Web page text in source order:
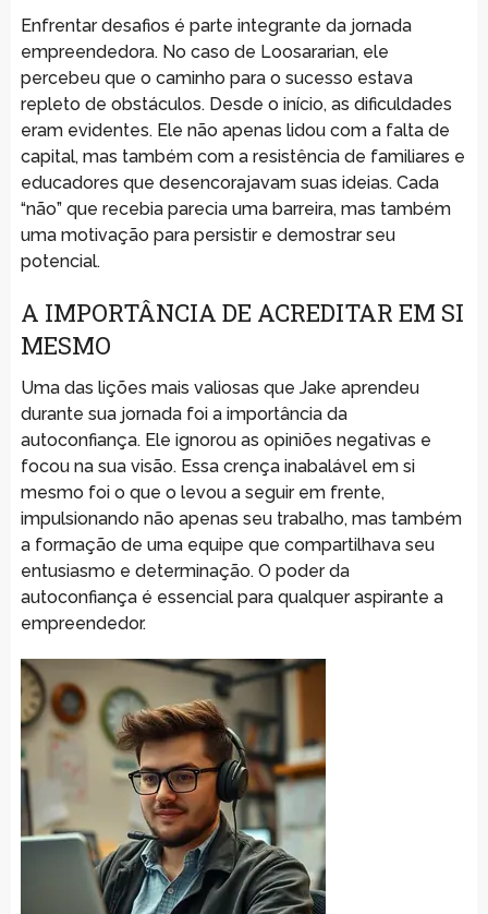
Enfrentar desafios é parte integrante da jornada
empreendedora. No caso de Loosararian, ele
percebeu que o caminho para o sucesso estava
repleto de obstáculos. Desde o início, as dificuldades
eram evidentes. Ele não apenas lidou com a falta de
capital, mas também com a resistência de familiares e
educadores que desencorajavam suas ideias. Cada
“não” que recebia parecia uma barreira, mas também
uma motivação para persistir e demostrar seu
potencial.
A IMPORTÂNCIA DE ACREDITAR EM SI
MESMO
Uma das lições mais valiosas que Jake aprendeu
durante sua jornada foi a importância da
autoconfiança. Ele ignorou as opiniões negativas e
focou na sua visão. Essa crença inabalável em si
mesmo foi o que o levou a seguir em frente,
impulsionando não apenas seu trabalho, mas também
a formação de uma equipe que compartilhava seu
entusiasmo e determinação. O poder da
autoconfiança é essencial para qualquer aspirante a
empreendedor.